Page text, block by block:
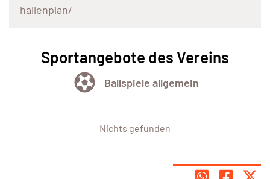
hallenplan/
Sportangebote des Vereins
Ballspiele allgemein
Nichts gefunden